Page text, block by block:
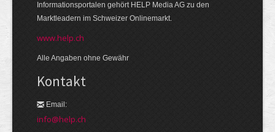
Informationsportalen gehört HELP Media AG zu den
Marktleadern im Schweizer Onlinemarkt.
www.help.ch
Alle Angaben ohne Gewähr
Kontakt
Email:
info@help.ch